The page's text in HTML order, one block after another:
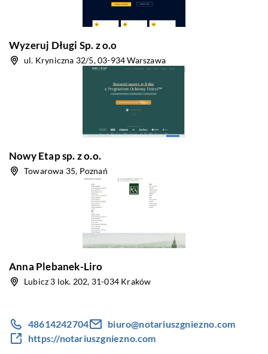
Wyzeruj Długi Sp. z o.o
ul. Kryniczna 32/5, 03-934 Warszawa
Nowy Etap sp. z o.o.
Towarowa 35, Poznań
Anna Plebanek-Liro
Lubicz 3 lok. 202, 31-034 Kraków
48614242704
biuro@notariuszgniezno.com
https://notariuszgniezno.com